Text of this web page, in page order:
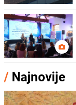
/ Najnovije